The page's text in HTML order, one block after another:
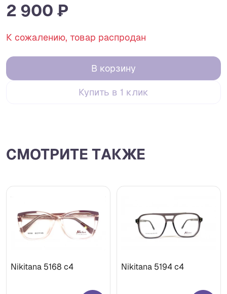
2 900 ₽
К сожалению, товар распродан
В корзину
Купить в 1 клик
СМОТРИТЕ ТАКЖЕ
Nikitana 5168 c4 Nikitana 5194 c4